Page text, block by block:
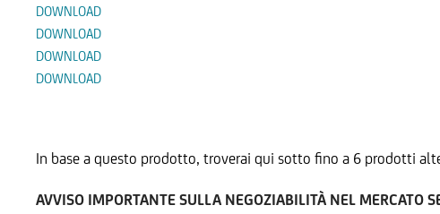
DOWNLOAD
DOWNLOAD
DOWNLOAD
DOWNLOAD
In base a questo prodotto, troverai qui sotto fino a 6 prodotti
AVVISO IMPORTANTE SULLA NEGOZIABILITÀ NEL MERCATO